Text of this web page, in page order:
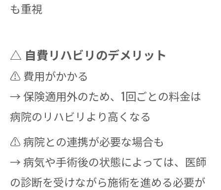
も重視
△ 自費リハビリのデメリット
⚠ 費用がかかる
→ 保険適用外のため、1回ごとの料金は
病院のリハビリより高くなる
⚠ 病院との連携が必要な場合も
→ 病気や手術後の状態によっては、医師
の診断を受けながら施術を進める必要が